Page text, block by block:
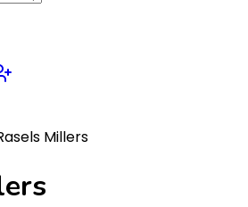
Millers